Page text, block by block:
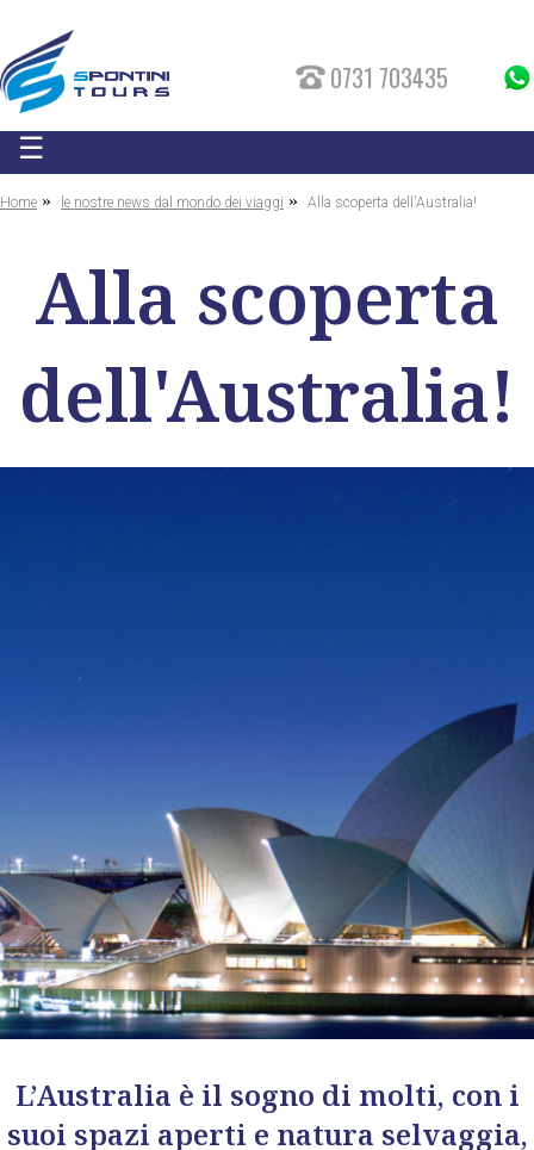
0731 703435
☰
Home » le nostre news dal mondo dei viaggi » Alla scoperta dell'Australia!
Alla scoperta
dell'Australia!
L’Australia è il sogno di molti, con i
suoi spazi aperti e natura selvaggia,